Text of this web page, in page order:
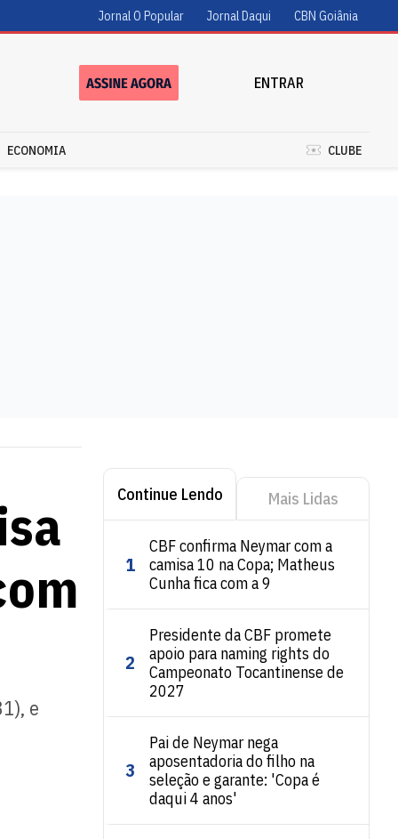
Jornal O Popular Jornal Daqui CBN Goiânia
ENTRAR
ECONOMIA CLUBE
e
Continue Lendo Mais Lidas
1
CBF confirma Neymar com a
camisa 10 na Copa; Matheus
Cunha fica com a 9
2
Presidente da CBF promete
apoio para naming rights do
Campeonato Tocantinense de
2027
3
Pai de Neymar nega
aposentadoria do filho na
seleção e garante: 'Copa é
daqui 4 anos'